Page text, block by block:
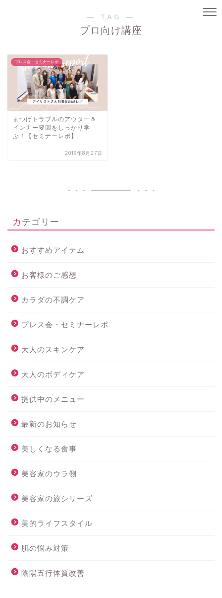
― TAG ―
プロ向け講座
プレス会・セミナーレポ
まつげトラブルのアウター＆
インナー要因をしっかり学
ぶ！【セミナーレポ】
2019年8月27日
カテゴリー
おすすめアイテム
お客様のご感想
カラダの不調ケア
プレス会・セミナーレポ
大人のスキンケア
大人のボディケア
提供中のメニュー
最新のお知らせ
美しくなる食事
美容家のウラ側
美容家の旅シリーズ
美的ライフスタイル
肌の悩み対策
陰陽五行体質改善